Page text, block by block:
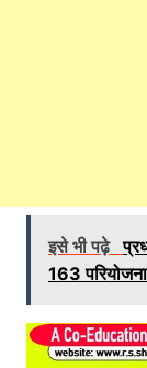
इसे भी पढ़े
163